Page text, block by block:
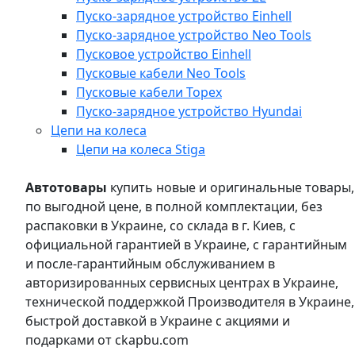
Пуско-зарядное устройство Einhell
Пуско-зарядное устройство Neo Tools
Пусковое устройство Einhell
Пусковые кабели Neo Tools
Пусковые кабели Topex
Пуско-зарядное устройство Hyundai
Цепи на колеса
Цепи на колеса Stiga
Автотовары купить новые и оригинальные товары,
по выгодной цене, в полной комплектации, без
распаковки в Украине, со склада в г. Киев, с
официальной гарантией в Украине, с гарантийным
и после-гарантийным обслуживанием в
авторизированных сервисных центрах в Украине,
технической поддержкой Производителя в Украине,
быстрой доставкой в Украине с акциями и
подарками от ckapbu.com